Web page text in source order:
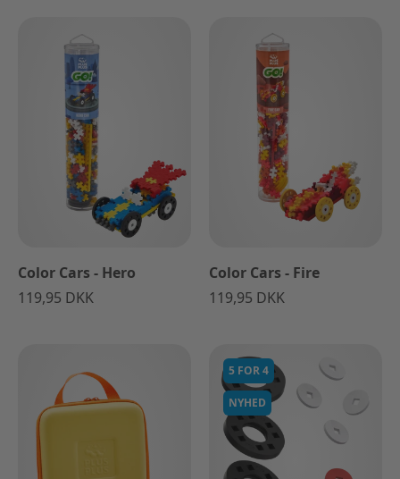
Color Cars - Hero
119,95 DKK
Color Cars - Fire
119,95 DKK
5 FOR 4
NYHED